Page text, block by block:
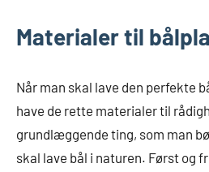
Materialer til
Når man skal lave den perfekte
have de rette materialer til
grundlæggende ting, som man
skal lave bål i naturen. Først og